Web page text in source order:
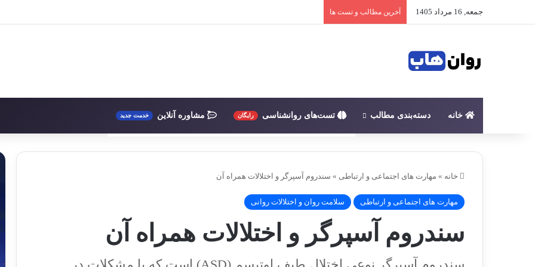
جمعه, 16 مرداد 1405 آخرین مطالب و تست ها
خانه دسته‌بندی مطالب تست‌های روانشناسی رایگان مشاوره آنلاین خدمت جدید
خانه » مهارت های اجتماعی و ارتباطی » سندروم آسپرگر و اختلالات همراه آن
مهارت های اجتماعی و ارتباطی سلامت روان و اختلالات روانی
سندروم آسپرگر و اختلالات همراه آن